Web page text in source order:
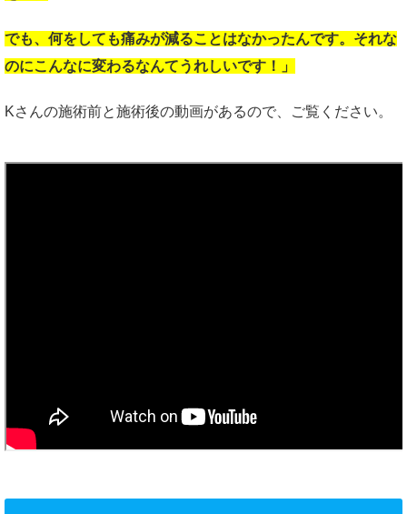
でも、何をしても痛みが減ることはなかったんです。それな
のにこんなに変わるなんてうれしいです！」
Kさんの施術前と施術後の動画があるので、ご覧ください。